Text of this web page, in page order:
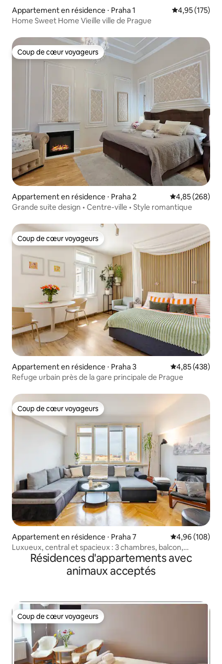
Appartement en résidence ⋅ Praha 1 Évaluation
4,95 (175)
Home Sweet Home Vieille ville de Prague
Coup de cœur voyageurs
Coup de cœur voyageurs
Appartement en résidence ⋅ Praha 2 Évaluation
4,85 (268)
Grande suite design • Centre-ville • Style romantique
Coup de cœur voyageurs
Coup de cœur voyageurs
Appartement en résidence ⋅ Praha 3 Évaluation
4,85 (438)
Refuge urbain près de la gare principale de Prague
Coup de cœur voyageurs
Coup de cœur voyageurs
Appartement en résidence ⋅ Praha 7 Évaluation
4,96 (108)
Luxueux, central et spacieux : 3 chambres, balcon,
climatisation
Résidences d'appartements avec
animaux acceptés
Coup de cœur voyageurs
Coup de cœur voyageurs